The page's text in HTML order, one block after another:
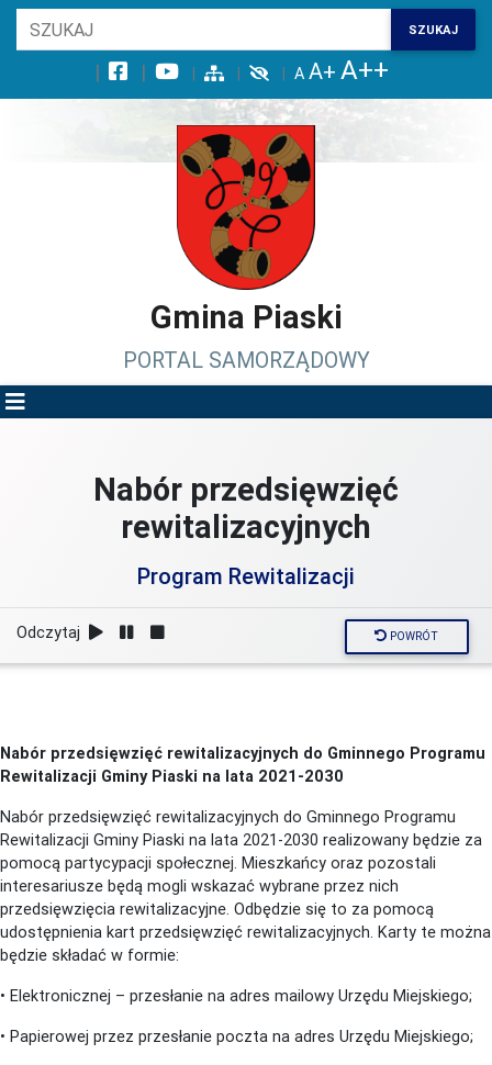
Wróć na początek strony
Przejdź do treści głównej
Przejdź do stopki
Przejdź do menu górnego
Przejdź do mapy serwisu
SZUKAJ
Gmina Piaski
PORTAL SAMORZĄDOWY
Nabór przedsięwzięć
rewitalizacyjnych
Program Rewitalizacji
Odczytaj POWRÓT
Nabór przedsięwzięć rewitalizacyjnych do Gminnego Programu
Rewitalizacji Gminy Piaski na lata 2021-2030
Nabór przedsięwzięć rewitalizacyjnych do Gminnego Programu
Rewitalizacji Gminy Piaski na lata 2021-2030 realizowany będzie za
pomocą partycypacji społecznej. Mieszkańcy oraz pozostali
interesariusze będą mogli wskazać wybrane przez nich
przedsięwzięcia rewitalizacyjne. Odbędzie się to za pomocą
udostępnienia kart przedsięwzięć rewitalizacyjnych. Karty te można
będzie składać w formie:
• Elektronicznej – przesłanie na adres mailowy Urzędu Miejskiego;
• Papierowej przez przesłanie poczta na adres Urzędu Miejskiego;